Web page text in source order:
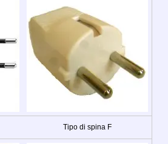
Tipo di spina F